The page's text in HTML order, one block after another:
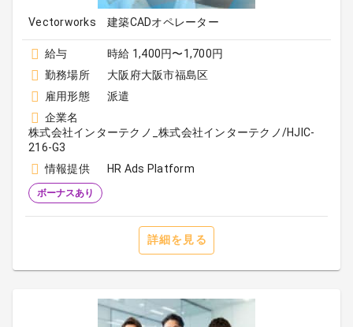
Vectorworks 建築CADオペレーター
給与
時給 1,400円〜1,700円
勤務場所
大阪府大阪市福島区
雇用形態
派遣
企業名
株式会社インターテクノ_株式会社インターテクノ/HJIC-
216-G3
情報提供
HR Ads Platform
ボーナスあり
詳細を見る